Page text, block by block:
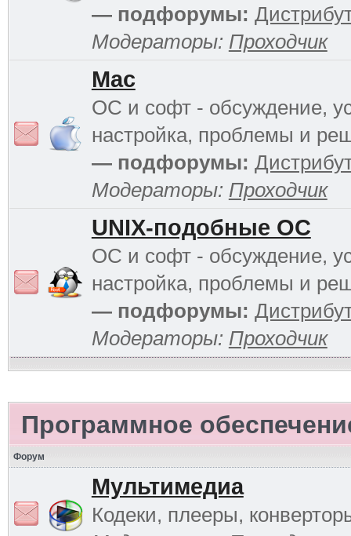
— подфорумы:
Модераторы: Проходчик
Mac
ОС и софт - обсуждение,
настройка, проблемы и
— подфорумы:
Модераторы: Проходчик
UNIX-подобные ОС
ОС и софт - обсуждение,
настройка, проблемы и
— подфорумы:
Модераторы: Проходчик
Программное
Форум
Мультимедиа
Кодеки, плееры,